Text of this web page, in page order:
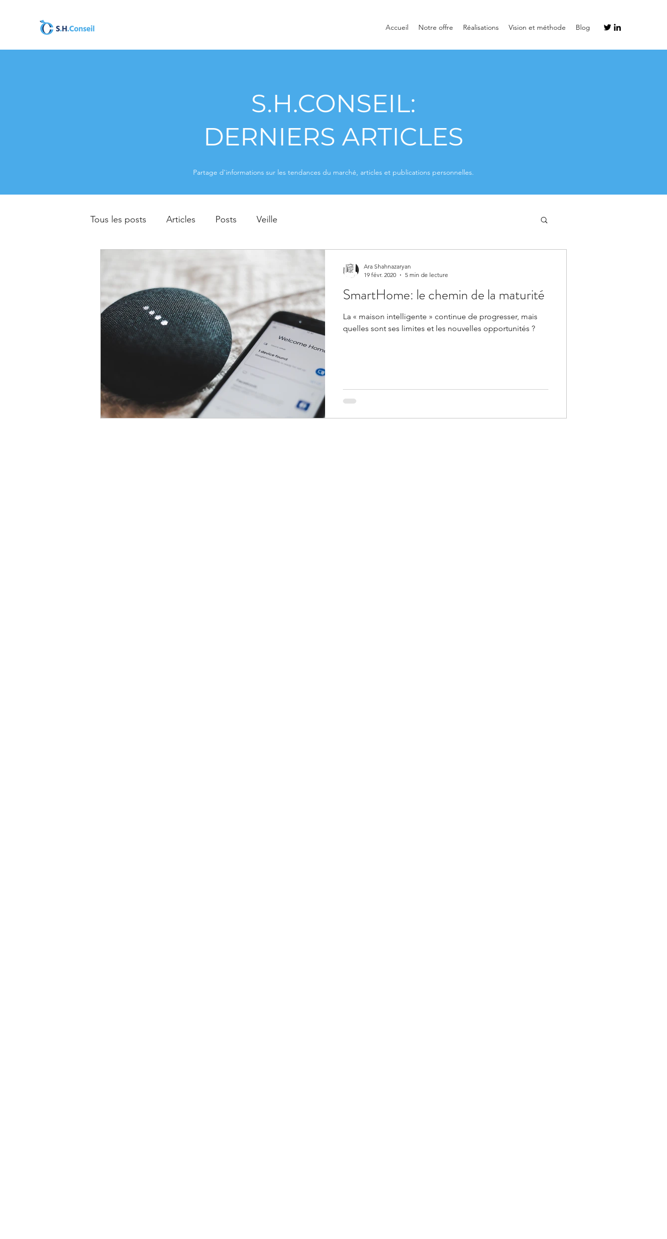
Accueil Notre offre Réalisations Vision et méthode Blog
S.H.CONSEIL:
DERNIERS ARTICLES
Partage d'informations sur les tendances du marché, articles et publications personnelles.
Tous les posts Articles Posts Veille
SmartHome: le chemin de la maturité
La « maison intelligente » continue de progresser, mais
quelles sont ses limites et les nouvelles opportunités ?
Ara Shahnazaryan
19 févr. 2020
5 min de lecture